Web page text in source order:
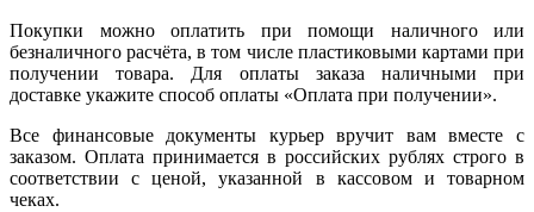
Покупки можно оплатить при помощи наличного или
безналичного расчёта, в том числе пластиковыми картами при
получении товара. Для оплаты заказа наличными при
доставке укажите способ оплаты «Оплата при получении».
Все финансовые документы курьер вручит вам вместе с
заказом. Оплата принимается в российских рублях строго в
соответствии с ценой, указанной в кассовом и товарном
чеках.